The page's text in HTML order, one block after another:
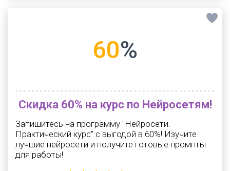
60%
Скидка 60% на курс по Нейросетям!
Запишитесь на программу "Нейросети.
Практический курс" с выгодой в 60%! Изучите
лучшие нейросети и получите готовые промпты
для работы!